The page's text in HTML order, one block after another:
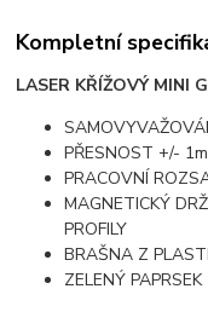
Kompletní
LASER KŘÍŽOVÝ MINI
PŘESNOST +/-
PRACOVNÍ
MAGNETICKÝ
PROFILY
BRAŠNA Z
ZELENÝ PAPRSEK